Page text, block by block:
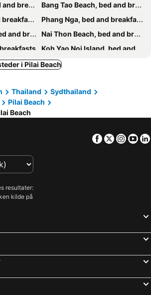
Bang Tao Beach, bed and breakfasts
Phang Nga, bed and breakfasts
breakfasts
Nai Thon Beach, bed and breakfasts
Koh Yao Noi Island, bed and breakfasts
Nai Yang Beach, bed and breakfasts
i Pilai Beach
Thailand
Sydthailand
Pilai Beach
Beach
Facebook
Twitter
resultater:
kilde på